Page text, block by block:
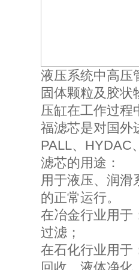
液压系统中高压
固体颗粒及胶
压缸在工作过程
福滤芯是对国外
PALL、
滤芯的用途：
用于液压、润滑
的正常运行。
在冶金行业用于
过滤；
在石化行业用于